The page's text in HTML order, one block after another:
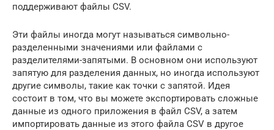
поддерживают файлы CSV.
Эти файлы иногда могут называться символьно-
разделенными значениями или файлами с
разделителями-запятыми. В основном они используют
запятую для разделения данных, но иногда используют
другие символы, такие как точки с запятой. Идея
состоит в том, что вы можете экспортировать сложные
данные из одного приложения в файл CSV, а затем
импортировать данные из этого файла CSV в другое